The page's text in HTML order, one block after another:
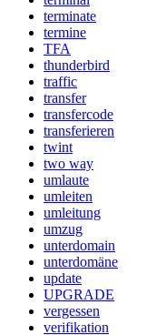
terminate
termine
TFA
thunderbird
traffic
transfer
transfercode
transferieren
twint
two way
umlaute
umleiten
umleitung
umzug
unterdomain
unterdomäne
update
UPGRADE
vergessen
verifikation